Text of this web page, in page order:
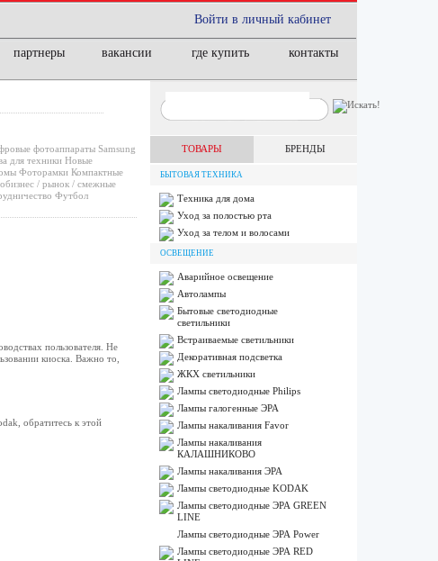
Войти в личный кабинет
партнеры вакансии где купить контакты
фотоаппараты Samsung
для техники Новые
Фоторамки Компактные
/ рынок / смежные
Футбол
пользователя. Не
киоска. Важно то,
обратитесь к этой
ТОВАРЫ БРЕНДЫ
БЫТОВАЯ ТЕХНИКА
Техника для дома
Уход за полостью рта
Уход за телом и волосами
ОСВЕЩЕНИЕ
Аварийное освещение
Автолампы
Бытовые светодиодные
светильники
Встраиваемые светильники
Декоративная подсветка
ЖКХ светильники
Лампы cветодиодные Philips
Лампы галогенные ЭРА
Лампы накаливания Favor
Лампы накаливания
КАЛАШНИКОВО
Лампы накаливания ЭРА
Лампы светодиодные KODAK
Лампы светодиодные ЭРА GREEN
LINE
Лампы светодиодные ЭРА Power
Лампы светодиодные ЭРА RED